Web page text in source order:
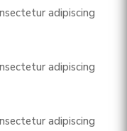
adipiscing
adipiscing
adipiscing